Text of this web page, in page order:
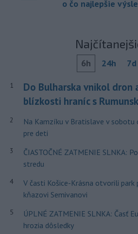
o čo najlepšie
6h 24h 7d
1
Do Bulharska vnikol dron
blízkosti hraníc s
2
Na Kamzíku v Bratislave v
pre deti
3
ČIASTOČNÉ ZATMENIE SLNKA:
stredu
4
V časti Košice-Krásna otvorili park
kňazovi Semivanovi
5
ÚPLNÉ ZATMENIE SLNKA: Časť
hrozia dôsledky